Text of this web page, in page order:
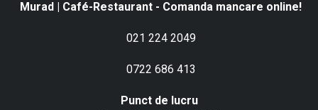
Murad | Café-Restaurant - Comanda mancare online!
021 224 2049
0722 686 413
Punct de lucru